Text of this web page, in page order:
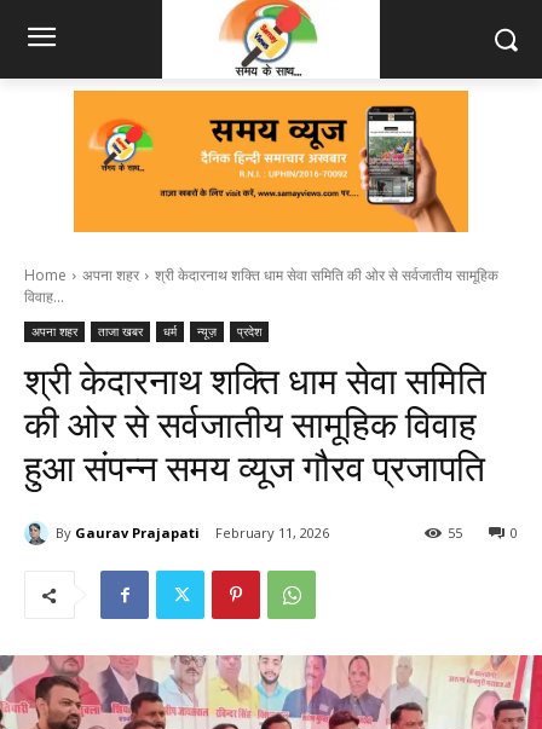
Home अपना शहर
श्री केदारनाथ शक्ति धाम सेवा समिति की ओर से सर्वजातीय सामूहिक
विवाह...
अपना शहर ताजा खबर धर्म न्यूज़ प्रदेश
श्री केदारनाथ शक्ति धाम सेवा समिति
की ओर से सर्वजातीय सामूहिक विवाह
हुआ संपन्न समय व्यूज गौरव प्रजापति
By Gaurav Prajapati February 11, 2026 0
55